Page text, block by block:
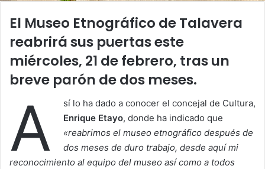
El Museo Etnográfico de Talavera
reabrirá sus puertas este
miércoles, 21 de febrero, tras un
breve parón de dos meses.
A
sí lo ha dado a conocer el concejal de Cultura,
Enrique Etayo, donde ha indicado que
«reabrimos el museo etnográfico después de
dos meses de duro trabajo, desde aquí mi
reconocimiento al equipo del museo así como a todos